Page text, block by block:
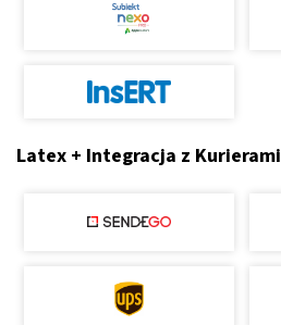
Latex + Integracja z Kurierami